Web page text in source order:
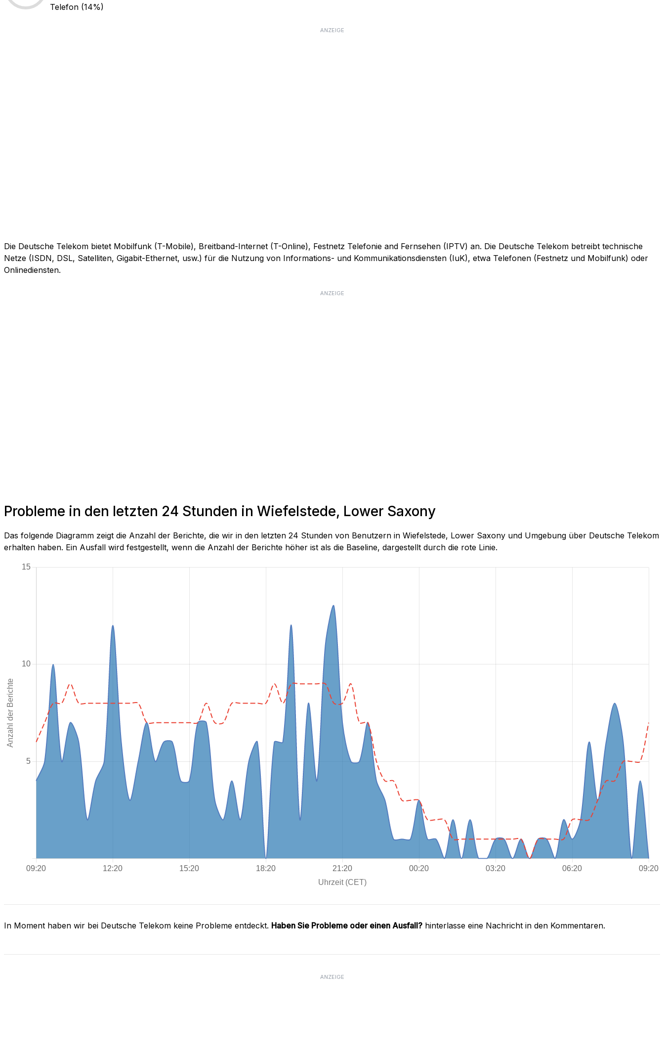
Telefon (14%)
ANZEIGE
Die Deutsche Telekom bietet Mobilfunk (T-Mobile), Breitband-Internet (T-Online), Festnetz Telefonie and Fernsehen (IPTV) an. Die Deutsche Telekom betreibt technische
Netze (ISDN, DSL, Satelliten, Gigabit-Ethernet, usw.) für die Nutzung von Informations- und Kommunikationsdiensten (IuK), etwa Telefonen (Festnetz und Mobilfunk) oder
Onlinediensten.
ANZEIGE
Probleme in den letzten 24 Stunden in Wiefelstede, Lower Saxony
Das folgende Diagramm zeigt die Anzahl der Berichte, die wir in den letzten 24 Stunden von Benutzern in Wiefelstede, Lower Saxony und Umgebung über Deutsche Telekom
erhalten haben. Ein Ausfall wird festgestellt, wenn die Anzahl der Berichte höher ist als die Baseline, dargestellt durch die rote Linie.
In Moment haben wir bei Deutsche Telekom keine Probleme entdeckt. Haben Sie Probleme oder einen Ausfall? hinterlasse eine Nachricht in den Kommentaren.
ANZEIGE